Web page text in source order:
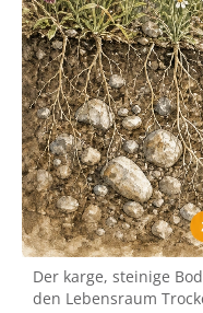
Der karge, steinige
den Lebensraum